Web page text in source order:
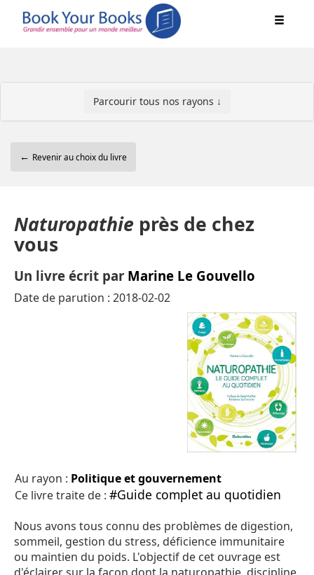
Parcourir tous nos rayons ↓
← Revenir au choix du livre
Naturopathie près de chez
vous
Un livre écrit par Marine Le Gouvello
Date de parution : 2018-02-02
Au rayon : Politique et gouvernement
Ce livre traite de : #Guide complet au quotidien
Nous avons tous connu des problèmes de digestion,
sommeil, gestion du stress, déficience immunitaire
ou maintien du poids. L'objectif de cet ouvrage est